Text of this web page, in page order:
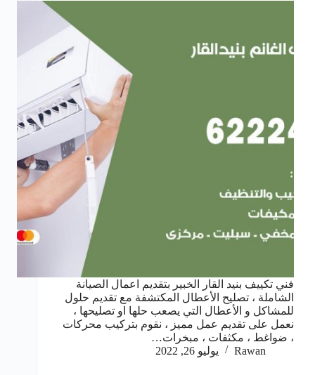
فني تكييف بنيد القار الخبير بتقديم اعمال الصيانة
الشاملة ، تصليح الأعطال المكتشفة مع تقديم حلول
للمشاكل و الأعطال التي يصعب حلها او تصليحها ،
نعمل على تقديم عمل مميز ، نقوم بتركيب محركات
، ضواغط ، مكثفات ، مبخرات…
Rawan
يوليو 26, 2022